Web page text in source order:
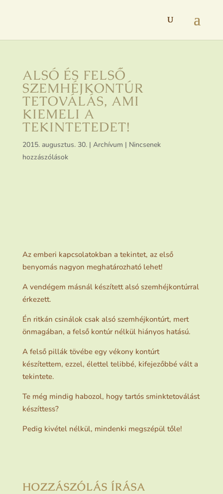
ALSÓ ÉS FELSŐ
SZEMHÉJKONTÚR
TETOVÁLÁS, AMI
KIEMELI A
TEKINTETEDET!
2015. augusztus. 30.| Archívum | Nincsenek
hozzászólások
Az emberi kapcsolatokban a tekintet, az első
benyomás nagyon meghatározható lehet!
A vendégem másnál készített alsó szemhéjkontúrral
érkezett.
Én ritkán csinálok csak alsó szemhéjkontúrt, mert
önmagában, a felső kontúr nélkül hiányos hatású.
A felső pillák tövébe egy vékony kontúrt
készítettem, ezzel, élettel telibbé, kifejezőbbé vált a
tekintete.
Te még mindig habozol, hogy tartós sminktetoválást
készíttess?
Pedig kivétel nélkül, mindenki megszépül tőle!
HOZZÁSZÓLÁS ÍRÁSA